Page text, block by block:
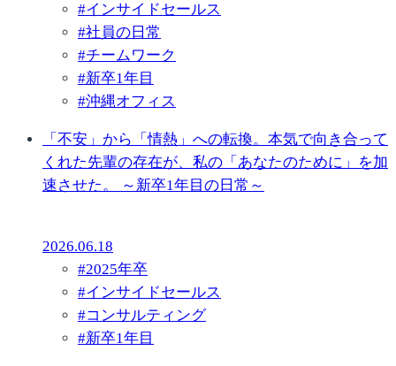
#インサイドセールス
#社員の日常
#チームワーク
#新卒1年目
#沖縄オフィス
「不安」から「情熱」への転換。本気で向き合って
くれた先輩の存在が、私の「あなたのために」を加
速させた。 ～新卒1年目の日常～
2026.06.18
#2025年卒
#インサイドセールス
#コンサルティング
#新卒1年目